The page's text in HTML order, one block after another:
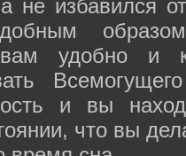
не избавился
удобно и
и вы
что вы